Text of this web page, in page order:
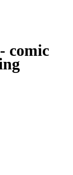
comic